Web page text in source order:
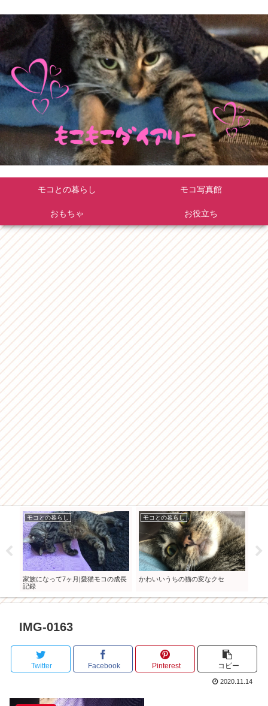
モコとの暮らし モコ写真館
おもちゃ お役立ち
モコとの暮らし
家族になって7ヶ月|愛猫モコの成長
記録
モコとの暮らし
かわいいうちの猫の変なクセ
IMG-0163
Twitter Facebook Pinterest コピー
2020.11.14